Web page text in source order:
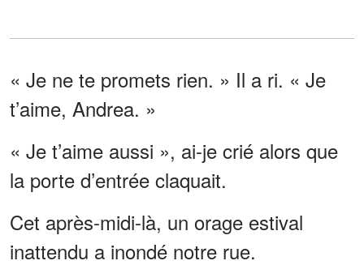
« Je ne te promets rien. » Il a ri. « Je
t’aime, Andrea. »
« Je t’aime aussi », ai-je crié alors que
la porte d’entrée claquait.
Cet après-midi-là, un orage estival
inattendu a inondé notre rue.